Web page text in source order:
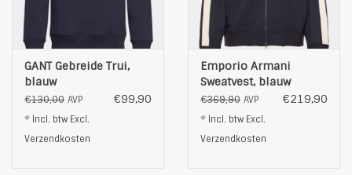
GANT Gebreide Trui,
blauw
€130,00 AVP €99,90
* Incl. btw Excl.
Verzendkosten
Emporio Armani
Sweatvest, blauw
€369,90 AVP €219,90
* Incl. btw Excl.
Verzendkosten